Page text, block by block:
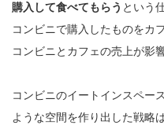
購入して食べてもらう という
コンビニで購入したものをカ
コンビニとカフェの売上が影
コンビニのイートインスペー
ような空間を作り出した戦略